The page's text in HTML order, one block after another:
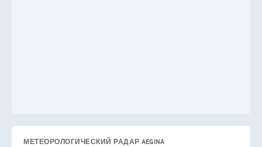
МЕТЕОРОЛОГИЧЕСКИЙ РАДАР AEGINA